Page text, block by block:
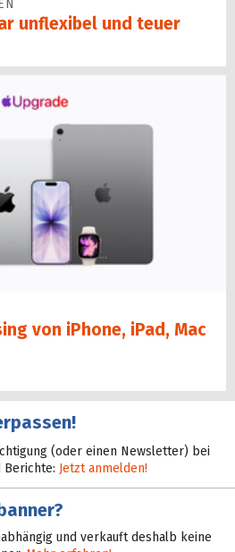
unflexibel und teuer
von iPhone, iPad, Mac
(oder einen Newsletter) bei
Berichte: Jetzt anmelden!
und verkauft deshalb keine